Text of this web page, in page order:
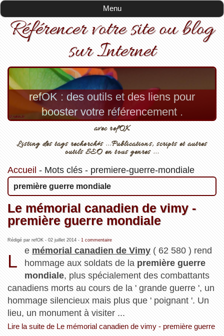
Menu
Référencer votre site ou blog
sur Internet
refOK : des outils et des liens pour
booster votre référencement .
avec refOK
Listing des tags recherchés ...Publications, scripts et autres
outils SEO en tous genres ...
Accueil - Mots clés- premiere-guerre-mondiale
première guerre mondiale
Le mémorial canadien de vimy -
première guerre mondiale
Rédigé par refOK - 02 juillet 2014- 1 commentaire
L
e mémorial canadien de Vimy ( 62 580 ) rend
hommage aux soldats de la première guerre
mondiale, plus spécialement des combattants
canadiens morts au cours de la ' grande guerre ', un
hommage silencieux mais plus que ' poignant '. Un
lieu, un monument à visiter ...
Lire la suite de Le mémorial canadien de vimy - première guerre